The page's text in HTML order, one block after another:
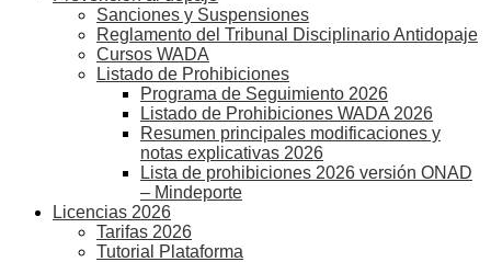
Sanciones y Suspensiones
Reglamento del Tribunal Disciplinario Antidopaje
Cursos WADA
Listado de Prohibiciones
Programa de Seguimiento 2026
Listado de Prohibiciones WADA 2026
Resumen principales modificaciones y
notas explicativas 2026
Lista de prohibiciones 2026 versión ONAD
– Mindeporte
Licencias 2026
Tarifas 2026
Tutorial Plataforma